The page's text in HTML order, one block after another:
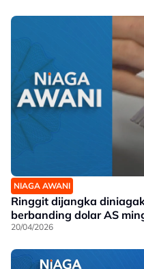
NIAGA AWANI
Ringgit dijangka
berbanding dolar AS
20/04/2026